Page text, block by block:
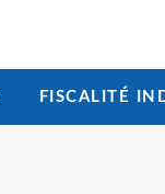
FISCALITÉ